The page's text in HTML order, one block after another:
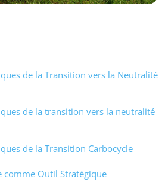
de la Transition vers la Neutralité
de la transition vers la neutralité
de la Transition Carbocycle
comme Outil Stratégique